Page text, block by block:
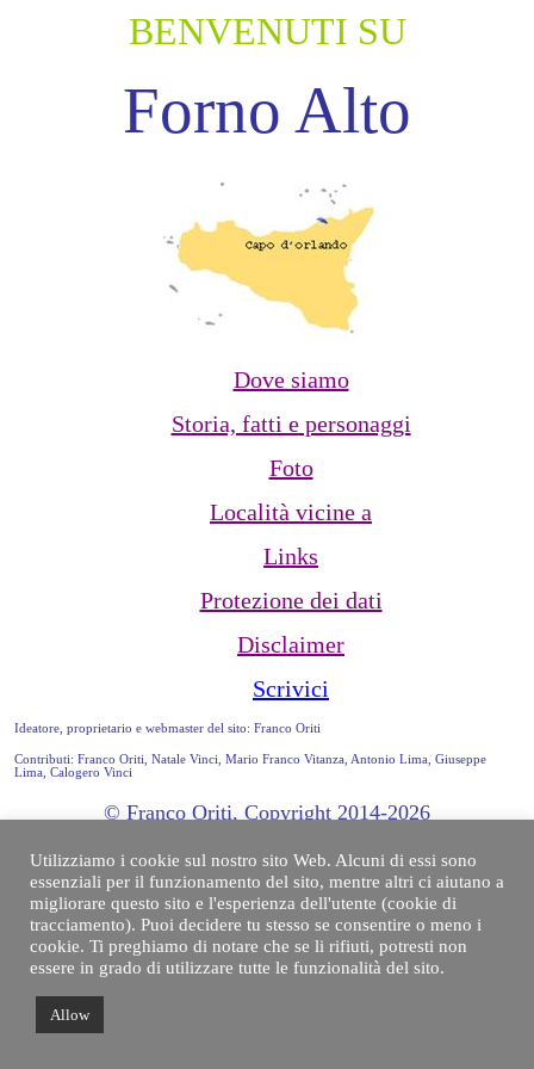
BENVENUTI SU
Forno Alto
Dove siamo
Storia, fatti e personaggi
Foto
Località vicine a
Links
Protezione dei dati
Disclaimer
Scrivici
Ideatore, proprietario e webmaster del sito: Franco Oriti
Contributi: Franco Oriti, Natale Vinci, Mario Franco Vitanza, Antonio Lima, Giuseppe
Lima, Calogero Vinci
© Franco Oriti, Copyright 2014-2026
Utilizziamo i cookie sul nostro sito Web. Alcuni di essi sono
essenziali per il funzionamento del sito, mentre altri ci aiutano a
migliorare questo sito e l'esperienza dell'utente (cookie di
tracciamento). Puoi decidere tu stesso se consentire o meno i
cookie. Ti preghiamo di notare che se li rifiuti, potresti non
essere in grado di utilizzare tutte le funzionalità del sito.
Allow